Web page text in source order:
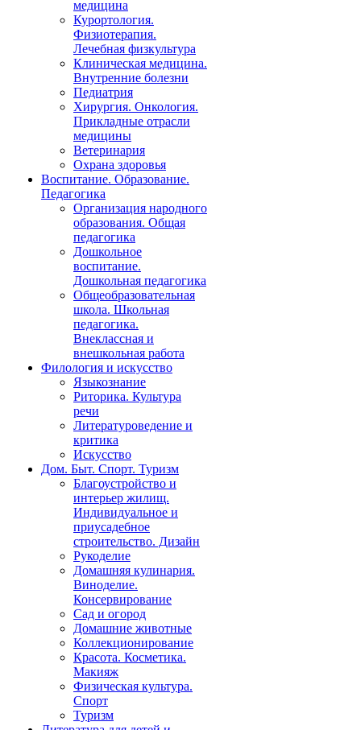
медицина
Курортология.
Физиотерапия.
Лечебная физкультура
Клиническая медицина.
Внутренние болезни
Педиатрия
Хирургия. Онкология.
Прикладные отрасли
медицины
Ветеринария
Охрана здоровья
Воспитание. Образование.
Педагогика
Организация народного
образования. Общая
педагогика
Дошкольное
воспитание.
Дошкольная педагогика
Общеобразовательная
школа. Школьная
педагогика.
Внеклассная и
внешкольная работа
Филология и искусство
Языкознание
Риторика. Культура
речи
Литературоведение и
критика
Искусство
Дом. Быт. Спорт. Туризм
Благоустройство и
интерьер жилищ.
Индивидуальное и
приусадебное
строительство. Дизайн
Рукоделие
Домашняя кулинария.
Виноделие.
Консервирование
Сад и огород
Домашние животные
Коллекционирование
Красота. Косметика.
Макияж
Физическая культура.
Спорт
Туризм